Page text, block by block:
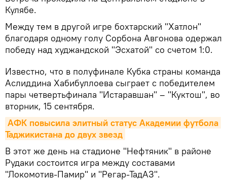
Кулябе.
Между тем в другой игре бохтарский "Хатлон"
благодаря одному голу Сорбона Авгонова одержал
победу над худжандской "Эсхатой" со счетом 1:0.
Известно, что в полуфинале Кубка страны команда
Аслиддина Хабибуллоева сыграет с победителем
пары четвертьфинала "Истаравшан" – "Куктош", во
вторник, 15 сентября.
АФК повысила элитный статус Академии футбола
Таджикистана до двух звезд
В этот же день на стадионе "Нефтяник" в районе
Рудаки состоится игра между составами
"Локомотив-Памир" и "Регар-ТадАЗ".